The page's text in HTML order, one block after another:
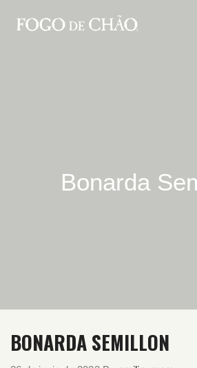
Bonarda
BONARDA SEMILLON